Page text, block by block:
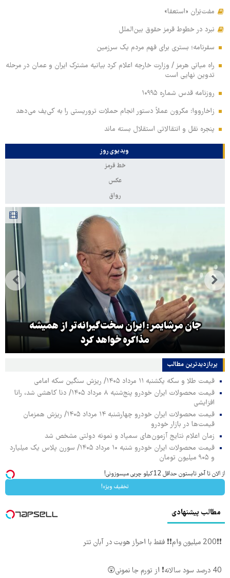
مفت‌بَران «استعفا»
نبرد در خطوط قرمز حقوق بین‌الملل
سفرنامه؛ بستری برای فهم مردم یک سرزمین
راه میانی هرمز / وزارت خارجه اعلام کرد بیانیه مشترک ایران و عمان در مرحله
تدوین نهایی است
روزنامه قدس شماره ۱۰۹۹۵
زاخارووا: مکرون عملاً دستور انجام حملات تروریستی را به کی‌یف می‌دهد
پنجره‌ نقل و انتقالاتی استقلال بسته ماند
ویدیوی روز
خط قرمز
عکس
رواق
جان مرشایمر: ایران سخت‌گیرانه‌تر از همیشه
مذاکره خواهد کرد
پربازدیدترین‌ مطالب
قیمت طلا و سکه یکشنبه ۱۱ مرداد ۱۴۰۵/ ریزش سنگین سکه امامی
قیمت محصولات ایران خودرو پنج‌شنبه ۸ مرداد ۱۴۰۵/ دنا کاهشی شد، رانا
افزایشی
قیمت محصولات ایران خودرو چهارشنبه ۱۴ مرداد ۱۴۰۵/ ریزش همزمان
قیمت‌ها در بازار خودرو
زمان اعلام نتایج آزمون‌های سمپاد و نمونه دولتی مشخص شد
قیمت محصولات ایران خودرو شنبه ۱۰ مرداد ۱۴۰۵/ سورن پلاس یک میلیارد
و ۹۰۵ میلیون تومان
از الان تا آخر تابستون حداقل 12کیلو چربی میسوزونی!
تخفیف ویژه!
مطالب پیشنهادی
❗❗200 میلیون وام❗❗ فقط با احراز هویت در آبان تتر
40 درصد سود سالانه❗ از تورم جا نمونی😲